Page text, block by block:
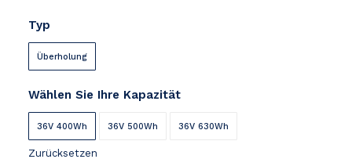
Typ
Überholung
Wählen Sie Ihre Kapazität
36V 400Wh 36V 500Wh 36V 630Wh
Zurücksetzen